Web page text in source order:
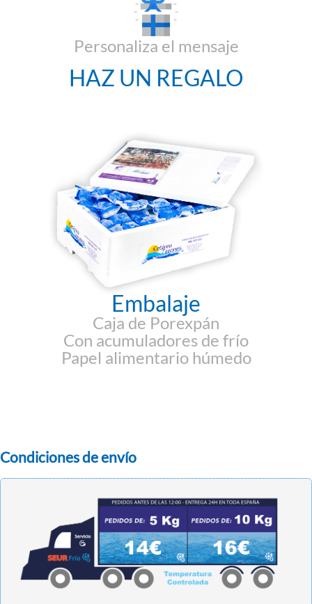
Personaliza el mensaje
HAZ UN REGALO
Embalaje
Caja de Porexpán
Con acumuladores de frío
Papel alimentario húmedo
Condiciones de envío